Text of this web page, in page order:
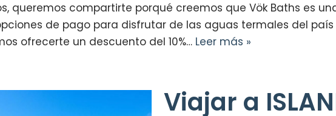
queremos compartirte porqué creemos que Vök Baths es
de pago para disfrutar de las aguas termales del país
ofrecerte un descuento del 10%… Leer más »
Viajar a